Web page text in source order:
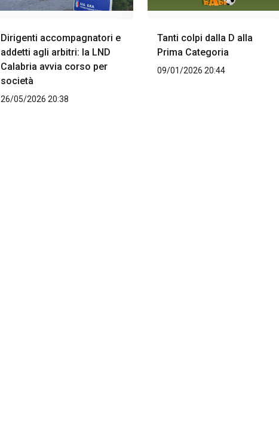
Dirigenti accompagnatori e
addetti agli arbitri: la LND
Calabria avvia corso per
società
26/05/2026 20:38
Tanti colpi dalla D alla
Prima Categoria
09/01/2026 20:44